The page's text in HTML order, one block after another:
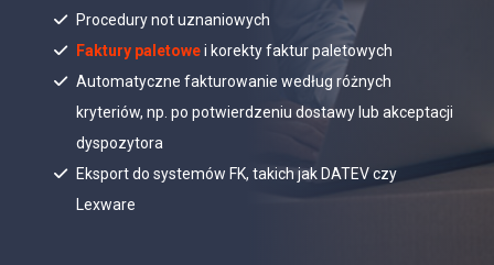
Procedury not uznaniowych
Faktury paletowei korekty faktur paletowych
Automatyczne fakturowanie według różnych
kryteriów, np. po potwierdzeniu dostawy lub akceptacji
dyspozytora
Eksport do systemów FK, takich jak DATEV czy
Lexware